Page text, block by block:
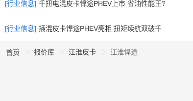
[行业信息] 千扭电混皮卡悍途PHEV上市 省油性能王?
[行业信息] 插混皮卡悍途PHEV亮相 扭矩续航双破千
首页 报价库 江淮皮卡 江淮悍途